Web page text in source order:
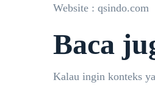
Website : qsindo.com
Baca
Kalau ingin konteks